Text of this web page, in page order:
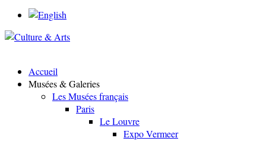
Accueil
Musées & Galeries
Les Musées français
Paris
Le Louvre
Expo Vermeer